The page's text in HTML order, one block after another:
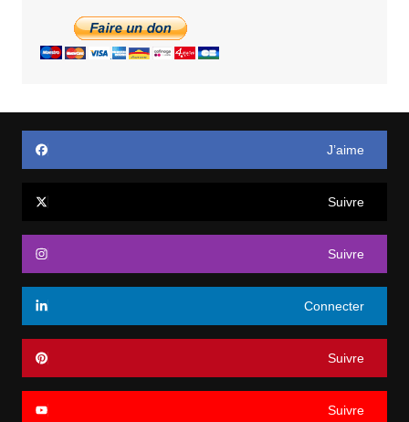
J’aime
Suivre
Suivre
Connecter
Suivre
Suivre